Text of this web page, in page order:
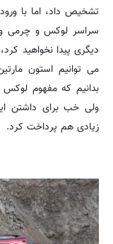
تشخیص داد، اما با
سراسر لوکس و چرمی
دیگری پیدا نخواهید
بدانیم که مفهوم
ولی خب برای داشتن
زیادی هم پرداخت کرد.